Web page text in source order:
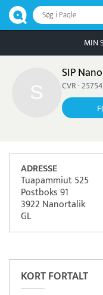
Søg i Paqle
MIN
SIP
CVR ·
ADRESSE
Tuapammiut 525
Postboks 91
3922 Nanortalik
GL
KORT FORTALT